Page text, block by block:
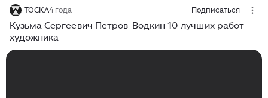
ТОСКА4 года Подписаться
Кузьма Сергеевич Петров-Водкин 10 лучших работ
художника